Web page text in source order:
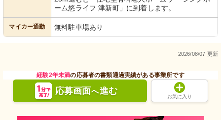
ーム悠ライフ 津新町」に到着します。
マイカー通勤 無料駐車場あり
2026/08/07 更新
経験2年未満の応募者の書類通過実績がある事業所です
応募画面へ進む
お気に入り